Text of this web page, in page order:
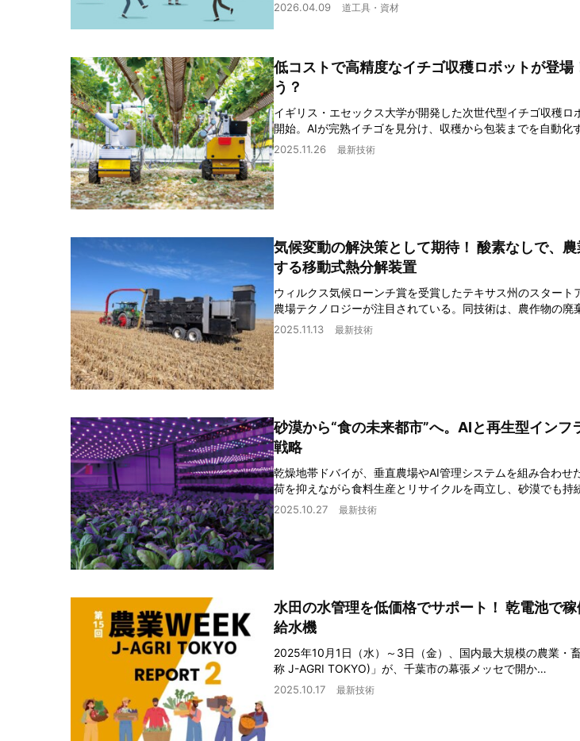
2026.04.09 道工具・資材
低コストで高精度なイチゴ収穫ロボットが登
う？
イギリス・エセックス大学が開発した次世代型イチゴ収穫ロ
開始。AIが完熟イチゴを見分け、収穫から包装までを自動化
2025.11.26 最新技術
気候変動の解決策として期待！ 酸素なしで、
する移動式熱分解装置
ウィルクス気候ローンチ賞を受賞したテキサス州のスター
農場テクノロジーが注目されている。同技術は、農作物の
2025.11.13 最新技術
砂漠から“食の未来都市”へ。AIと再生型インフ
戦略
乾燥地帯ドバイが、垂直農場やAI管理システムを組み合わせ
荷を抑えながら食料生産とリサイクルを両立し、砂漠でも
2025.10.27 最新技術
水田の水管理を低価格でサポート！ 乾電池で
給水機
2025年10月1日（水）～3日（金）、国内最大規模の農業・
称 J-AGRI TOKYO)」が、千葉市の幕張メッセで開か…
2025.10.17 最新技術